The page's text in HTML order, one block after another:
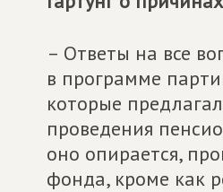
– Ответы на все
в программе
которые
проведения
оно опирается,
фонда, кроме как